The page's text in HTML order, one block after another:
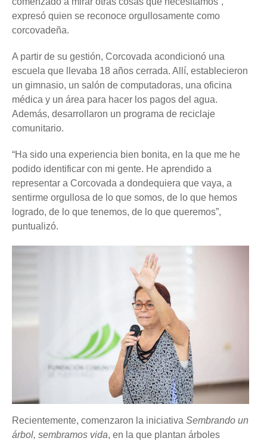
expresó quien se reconoce orgullosamente como
corcovadeña.
A partir de su gestión, Corcovada acondicionó una
escuela que llevaba 18 años cerrada. Allí, establecieron
un gimnasio, un salón de computadoras, una oficina
médica y un área para hacer los pagos del agua.
Además, desarrollaron un programa de reciclaje
comunitario.
“Ha sido una experiencia bien bonita, en la que me he
podido identificar con mi gente. He aprendido a
representar a Corcovada a dondequiera que vaya, a
sentirme orgullosa de lo que somos, de lo que hemos
logrado, de lo que tenemos, de lo que queremos”,
puntualizó.
Recientemente, comenzaron la iniciativa Sembrando un
árbol, sembramos vida, en la que plantan árboles